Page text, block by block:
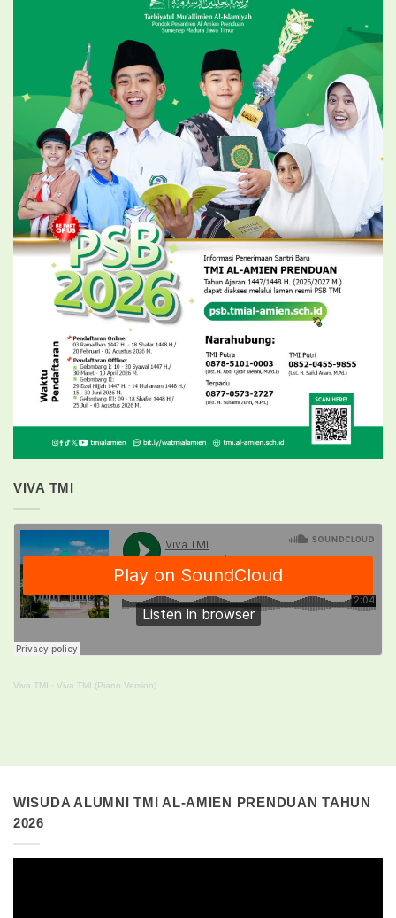
VIVA TMI
Viva TMI · Viva TMI (Piano Version)
WISUDA ALUMNI TMI AL-AMIEN PRENDUAN TAHUN
2026